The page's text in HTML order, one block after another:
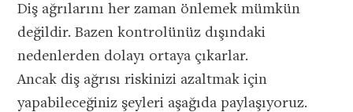
Diş ağrılarını her zaman önlemek mümkün
değildir. Bazen kontrolünüz dışındaki
nedenlerden dolayı ortaya çıkarlar.
Ancak diş ağrısı riskinizi azaltmak için
yapabileceğiniz şeyleri aşağıda paylaşıyoruz.